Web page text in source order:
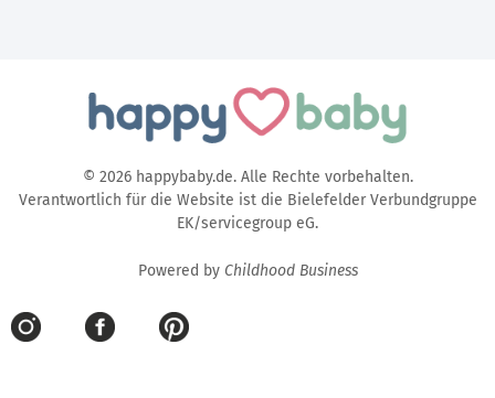
© 2026 happybaby.de. Alle Rechte vorbehalten.
Verantwortlich für die Website ist die Bielefelder Verbundgruppe
EK/servicegroup eG.
Powered by Childhood Business